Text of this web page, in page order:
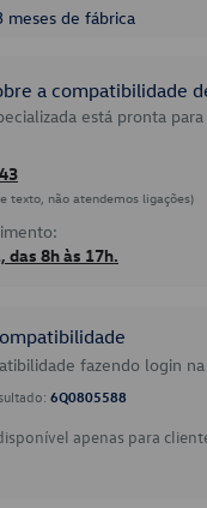
meses de fábrica
a compatibilidade
está pronta
texto, não atendemos ligações)
das 8h às 17h.
fazendo login
6Q0805588
apenas para